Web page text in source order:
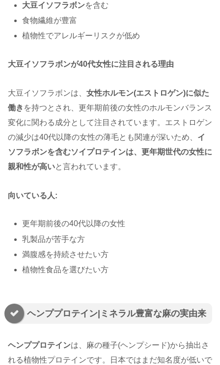
大豆イソフラボンを含む
食物繊維が豊富
植物性でアレルギーリスクが低め
大豆イソフラボンが40代女性に注目される理由
大豆イソフラボンは、 女性ホルモン(エストロゲン)に似た
働き を持つとされ、更年期前後の女性のホルモンバランス
変化に関わる成分として注目されています。エストロゲン
の減少は40代以降の女性の薄毛とも関連が深いため、 イ
ソフラボンを含むソイプロテインは、更年期世代の女性に
親和性が高いと言われています。
向いている人:
更年期前後の40代以降の女性
乳製品が苦手な方
満腹感を持続させたい方
植物性食品を選びたい方
ヘンププロテイン|ミネラル豊富な麻の実由来
ヘンププロテインは、麻の種子(ヘンプシード)から抽出さ
れる植物性プロテインです。日本ではまだ知名度が低いで